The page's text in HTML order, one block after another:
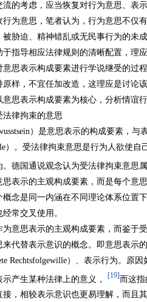
的考虑，应当恢复对行为意思、表
为意思，笔者认为，行为意思不仅
胁迫、精神错乱或无民事行为的未
指导相应法律规则的清晰配置，理
表示构成要素进行学说继受的过
样，不宜任加改造，这理应是讨论
思表示构成要素为核心，分析情谊
律拘束的意思
）是意思表示的构成要素，与
）。受法律拘束意思是行为人欲使
德国通说观念认为受法律拘束意思
表示的主观构成要素，而是每个意
念是同一内涵在不同理论体系位置
常交叉使用。
思表示的主观构成要素，而鉴于
代替表示意识的概念。即意思表示
Rechtsfolgewille）、表示行为。原
产生某种法律上的意义， [19] 而这
，相较表示意识也更易理解，而且